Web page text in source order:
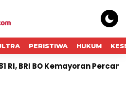
PERISTIWA HUKUM
Kemayoran Percantik Kantor